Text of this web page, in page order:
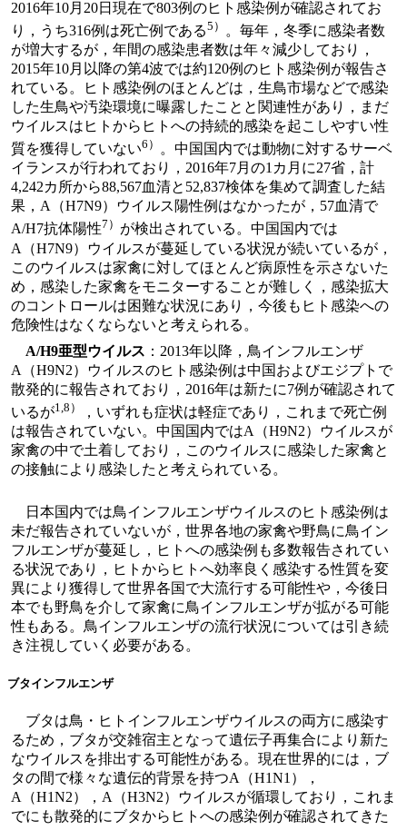
2016年10月20日現在で803例のヒト感染例が確認されてお
り，うち316例は死亡例である5）
。毎年，冬季に感染者数
が増大するが，年間の感染患者数は年々減少しており，
2015年10月以降の第4波では約120例のヒト感染例が報告さ
れている。ヒト感染例のほとんどは，生鳥市場などで感染
した生鳥や汚染環境に曝露したことと関連性があり，まだ
ウイルスはヒトからヒトへの持続的感染を起こしやすい性
質を獲得していない6）
。中国国内では動物に対するサーベ
イランスが行われており，2016年7月の1カ月に27省，計
4,242カ所から88,567血清と52,837検体を集めて調査した結
果，A（H7N9）ウイルス陽性例はなかったが，57血清で
A/H7抗体陽性7） が検出されている。中国国内では
A（H7N9）ウイルスが蔓延している状況が続いているが，
このウイルスは家禽に対してほとんど病原性を示さないた
め，感染した家禽をモニターすることが難しく，感染拡大
のコントロールは困難な状況にあり，今後もヒト感染への
危険性はなくならないと考えられる。
A/H9亜型ウイルス ：2013年以降，鳥インフルエンザ
A（H9N2）ウイルスのヒト感染例は中国およびエジプトで
散発的に報告されており，2016年は新たに7例が確認されて
いるが1,8）
，いずれも症状は軽症であり，これまで死亡例
は報告されていない。中国国内ではA（H9N2）ウイルスが
家禽の中で土着しており，このウイルスに感染した家禽と
の接触により感染したと考えられている。
日本国内では鳥インフルエンザウイルスのヒト感染例は
未だ報告されていないが，世界各地の家禽や野鳥に鳥イン
フルエンザが蔓延し，ヒトへの感染例も多数報告されてい
る状況であり，ヒトからヒトへ効率良く感染する性質を変
異により獲得して世界各国で大流行する可能性や，今後日
本でも野鳥を介して家禽に鳥インフルエンザが拡がる可能
性もある。鳥インフルエンザの流行状況については引き続
き注視していく必要がある。
ブタインフルエンザ
ブタは鳥・ヒトインフルエンザウイルスの両方に感染す
るため，ブタが交雑宿主となって遺伝子再集合により新た
なウイルスを排出する可能性がある。現在世界的には，ブ
タの間で様々な遺伝的背景を持つA（H1N1），
A（H1N2），A（H3N2）ウイルスが循環しており，これま
でにも散発的にブタからヒトへの感染例が確認されてきた